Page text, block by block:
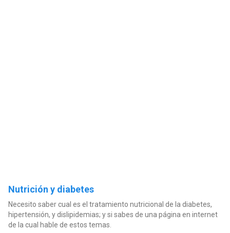
Nutrición y diabetes
Necesito saber cual es el tratamiento nutricional de la diabetes,
hipertensión, y dislipidemias; y si sabes de una página en internet
de la cual hable de estos temas.